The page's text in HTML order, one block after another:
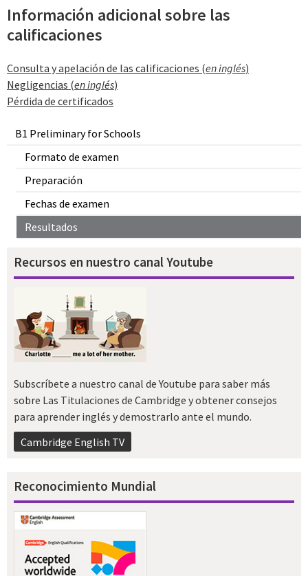
B1 Preliminary for Schools
Formato de examen
Preparación
Fechas de examen
Resultados
Recursos en nuestro canal Youtube
Subscríbete a nuestro canal de Youtube para saber más
sobre Las Titulaciones de Cambridge y obtener consejos
para aprender inglés y demostrarlo ante el mundo.
Cambridge English TV
Reconocimiento Mundial
Información adicional sobre las
calificaciones
Consulta y apelación de las calificaciones (en inglés)
Negligencias (en inglés)
Pérdida de certificados